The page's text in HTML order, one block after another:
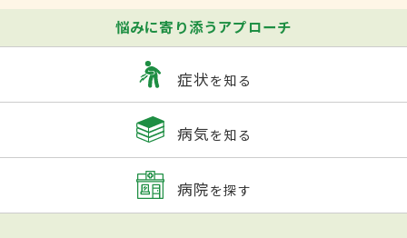
悩みに寄り添うアプローチ
症状を知る
病気を知る
病院を探す